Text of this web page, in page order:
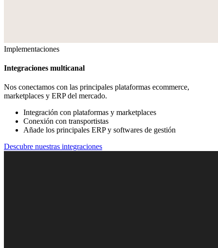
Implementaciones
Integraciones multicanal
Nos conectamos con las principales plataformas ecommerce,
marketplaces y ERP del mercado.
Integración con plataformas y marketplaces
Conexión con transportistas
Añade los principales ERP y softwares de gestión
Descubre nuestras integraciones